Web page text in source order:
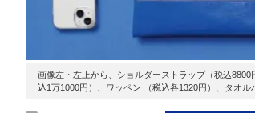
画像左・左上から、ショルダーストラップ（税込
込1万1000円）、ワッペン （税込各1320円）、タオル